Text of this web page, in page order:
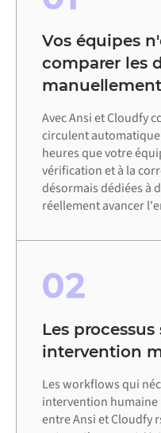
Vos équipes
comparer les
manuellement
Avec Ansi et Cloudfy
circulent
heures que votre
vérification et à la
désormais dédiées à
réellement avancer
02
Les
intervention
Les workflows qui
intervention humaine
entre Ansi et Cloudfy